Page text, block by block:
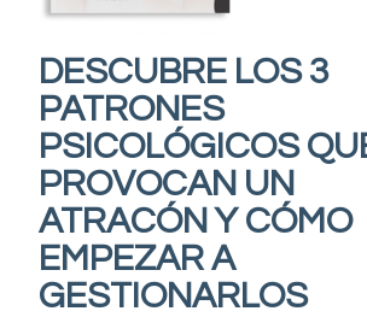
DESCUBRE LOS 3
PATRONES
PSICOLÓGICOS
PROVOCAN UN
ATRACÓN Y CÓMO
EMPEZAR A
GESTIONARLOS